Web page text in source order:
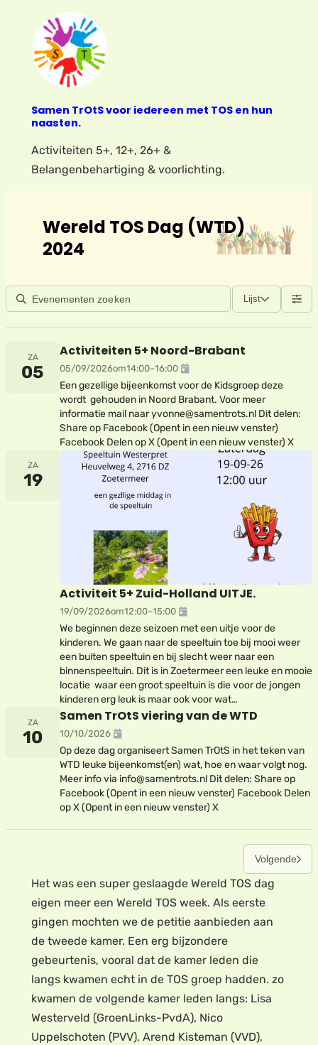
Samen TrOtS voor iedereen met TOS en hun
naasten.
Activiteiten 5+, 12+, 26+ &
Belangenbehartiging & voorlichting.
Wereld TOS Dag (WTD)
2024
Lijst
ZA
05
Activiteiten 5+ Noord-Brabant
05/09/2026om14:00–16:00
Een gezellige bijeenkomst voor de Kidsgroep deze
wordt gehouden in Noord Brabant. Voor meer
informatie mail naar yvonne@samentrots.nl Dit delen:
Share op Facebook (Opent in een nieuw venster)
Facebook Delen op X (Opent in een nieuw venster) X
ZA
19
Activiteit 5+ Zuid-Holland UITJE.
19/09/2026om12:00–15:00
We beginnen deze seizoen met een uitje voor de
kinderen. We gaan naar de speeltuin toe bij mooi weer
een buiten speeltuin en bij slecht weer naar een
binnenspeeltuin. Dit is in Zoetermeer een leuke en mooie
locatie waar een groot speeltuin is die voor de jongen
kinderen erg leuk is maar ook voor wat…
ZA
10
Samen TrOtS viering van de WTD
10/10/2026
Op deze dag organiseert Samen TrOtS in het teken van
WTD leuke bijeenkomst(en) wat, hoe en waar volgt nog.
Meer info via info@samentrots.nl Dit delen: Share op
Facebook (Opent in een nieuw venster) Facebook Delen
op X (Opent in een nieuw venster) X
Volgende
Het was een super geslaagde Wereld TOS dag
eigen meer een Wereld TOS week. Als eerste
gingen mochten we de petitie aanbieden aan
de tweede kamer. Een erg bijzondere
gebeurtenis, vooral dat de kamer leden die
langs kwamen echt in de TOS groep hadden. zo
kwamen de volgende kamer leden langs: Lisa
Westerveld (GroenLinks-PvdA), Nico
Uppelschoten (PVV), Arend Kisteman (VVD),